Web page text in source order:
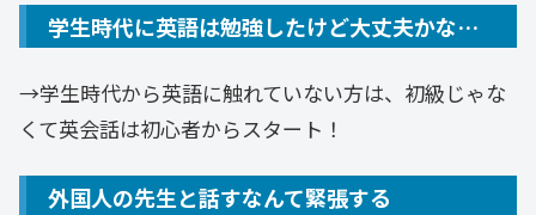
学生時代に英語は勉強したけど大丈夫かな…
→学生時代から英語に触れていない方は、初級じゃな
くて英会話は初心者からスタート！
外国人の先生と話すなんて緊張する